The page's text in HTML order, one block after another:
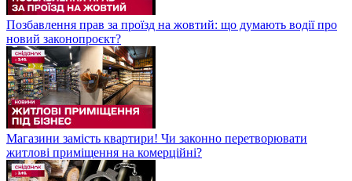
Позбавлення прав за проїзд на жовтий: що думають водії про
новий законопроєкт?
Магазини замість квартири! Чи законно перетворювати
житлові приміщення на комерційні?